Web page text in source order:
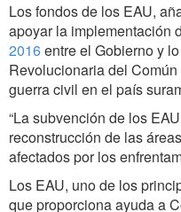
Los fondos de los EAU,
apoyar la implementación
2016entre el Gobierno y
Revolucionaria del
guerra civil en el país
“La subvención de los
reconstrucción de las
afectados por los
Los EAU, uno de los
que proporciona ayuda a